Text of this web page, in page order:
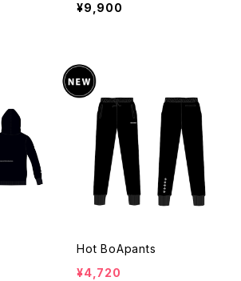
¥9,900
Hot BoApants
¥4,720